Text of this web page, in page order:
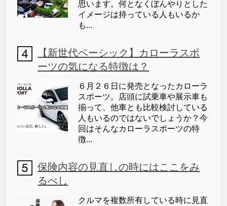
思います。何となくぼんやりとした
イメージは持っている人もいるか
も...
【新世代ベーシック】カローラスポ
ーツの気になる特徴は？
６月２６日に発売となったカローラ
スポーツ。店頭に試乗車や展示車も
揃って、他車とも比較検討している
人もいるのではないでしょうか？今
回はそんなカローラスポーツの特
徴...
保険内容の見直しの時にはここをみ
るべし
クルマを複数所有している時に見直